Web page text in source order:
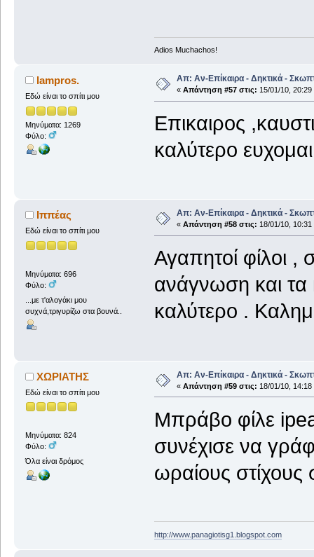
Adios Muchachos!
lampros.
Εδώ είναι το σπίτι μου
Μηνύματα: 1269
Φύλο:
Απ: Αν-Επίκαιρα - Δηκτικά -
« Απάντηση #57 στις: 15/01/10, 20:29
Επικαιρος
καλύτερο
Ιππέας
Εδώ είναι το σπίτι μου
Μηνύματα: 696
Φύλο:
...με τ'αλογάκι μου
συχνά,τριγυρίζω στα βουνά..
Απ: Αν-Επίκαιρα - Δηκτικά -
« Απάντηση #58 στις: 18/01/10, 10:31
Αγαπητοί φίλοι ,
ανάγνωση και τα
καλύτερο .
ΧΩΡΙΑΤΗΣ
Εδώ είναι το σπίτι μου
Μηνύματα: 824
Φύλο:
Όλα είναι δρόμος
Απ: Αν-Επίκαιρα - Δηκτικά -
« Απάντηση #59 στις: 18/01/10, 14:18
Μπράβο φίλε
συνέχισε να
ωραίους
http://www.panagiotisg1.blogspot.com